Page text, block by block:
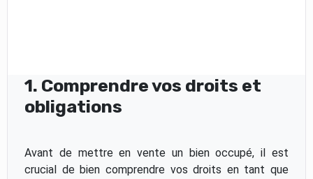
1. Comprendre vos droits et
obligations
Avant de mettre en vente un bien occupé, il est
crucial de bien comprendre vos droits en tant que